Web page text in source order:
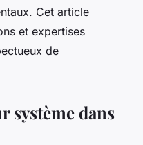
Cet article
et expertises
de
système dans